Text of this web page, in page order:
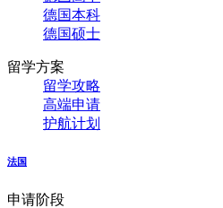
德国本科
德国硕士
留学方案
留学攻略
高端申请
护航计划
法国
申请阶段